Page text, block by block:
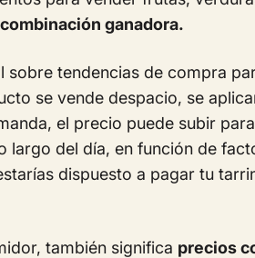
ganadora.
tendencias de compra
se vende despacio, se
el precio puede subir
largo del día, en función de
dispuesto a pagar tu
también significa precios